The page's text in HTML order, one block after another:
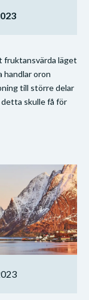
fruktansvärda läget
handlar oron
till större delar
skulle få för